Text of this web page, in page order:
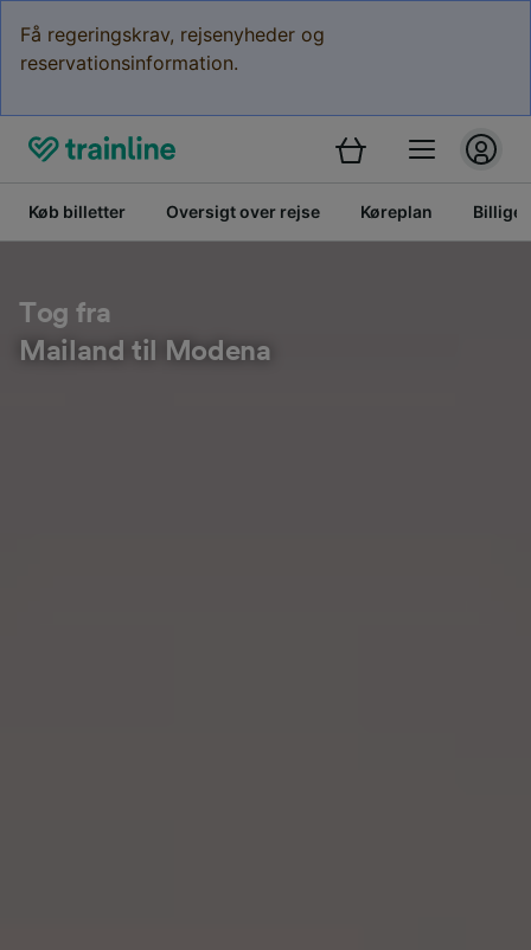
Få regeringskrav, rejsenyheder og
reservationsinformation.
Køb billetter Oversigt over rejse Køreplan Billige
Tog fra
Mailand til Modena